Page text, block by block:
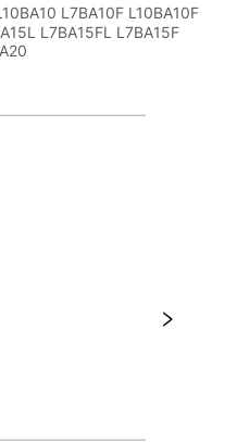
L7BA10F L10BA10F
L7BA15FL L7BA15F